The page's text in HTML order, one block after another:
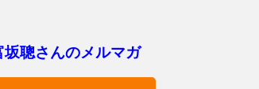
聰さんのメルマガ